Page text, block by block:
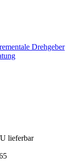
Drehgeber
lieferbar